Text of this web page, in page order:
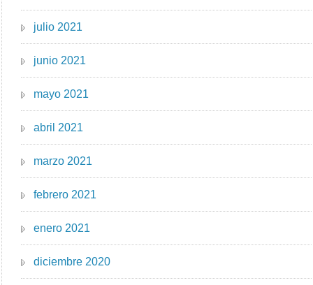
julio 2021
junio 2021
mayo 2021
abril 2021
marzo 2021
febrero 2021
enero 2021
diciembre 2020